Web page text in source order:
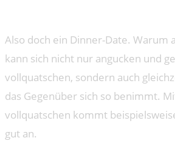
Also doch ein Dinner-Date. Warum
kann sich nicht nur angucken und
vollquatschen, sondern auch
das Gegenüber sich so benimmt.
vollquatschen kommt
gut an.